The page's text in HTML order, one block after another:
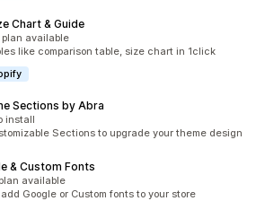
Chart & Guide
plan available
like comparison table, size chart in 1click
Sections by Abra
install
Sections to upgrade your theme design
& Custom Fonts
available
Google or Custom fonts to your store